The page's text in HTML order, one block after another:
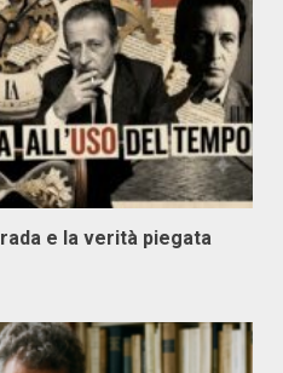
e la verità piegata